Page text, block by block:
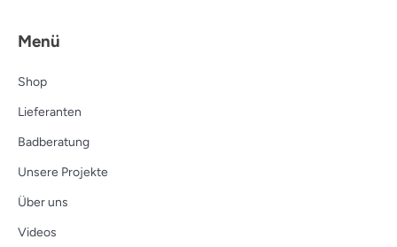
Menü
Shop
Lieferanten
Badberatung
Unsere Projekte
Über uns
Videos